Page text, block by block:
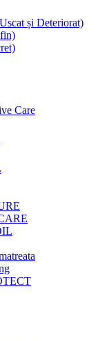
și Deteriorat)
Care